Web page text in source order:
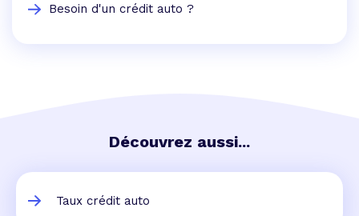
Besoin d'un crédit auto ?
Découvrez aussi...
Taux crédit auto